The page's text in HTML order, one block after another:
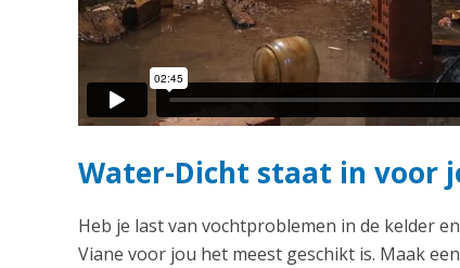
Water-Dicht staat in voor
Heb je last van vochtproblemen in de kelder
Viane voor jou het meest geschikt is. Maak